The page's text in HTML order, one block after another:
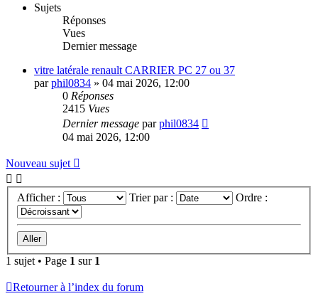
Sujets
Réponses
Vues
Dernier message
vitre latérale renault CARRIER PC 27 ou 37
parphil0834 » 04 mai 2026, 12:00
0 Réponses
2415 Vues
Dernier message parphil0834
04 mai 2026, 12:00
Nouveau sujet
Afficher : Trier par : Ordre :
1 sujet • Page 1 sur 1
Retourner à l’index du forum